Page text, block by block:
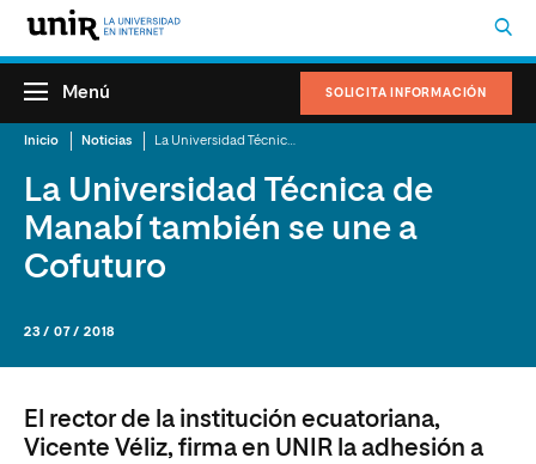
SOLICITA INFORMACIÓN
Menú
Inicio Noticias
La Universidad Técnica de
Manabí también se une a
Cofuturo
23 / 07 / 2018
El rector de la institución ecuatoriana,
Vicente Véliz, firma en UNIR la adhesión a